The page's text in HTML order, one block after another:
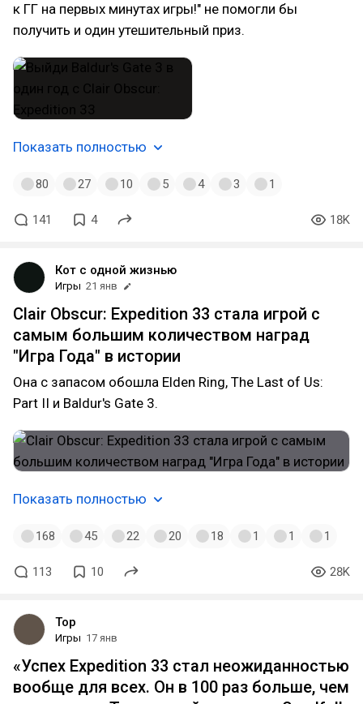
к ГГ на первых минутах игры!" не помогли бы
получить и один утешительный приз.
Показать полностью
80 27 10 5 4 3 1
141 4 18K
Кот с одной жизнью
Игры 21 янв
Clair Obscur: Expedition 33 стала игрой с
самым большим количеством наград
"Игра Года" в истории
Она с запасом обошла Elden Ring, The Last of Us:
Part II и Baldur's Gate 3.
Показать полностью
168 45 22 20 18 1 1 1
113 10 28K
Top
Игры 17 янв
«Успех Expedition 33 стал неожиданностью
вообще для всех. Он в 100 раз больше, чем